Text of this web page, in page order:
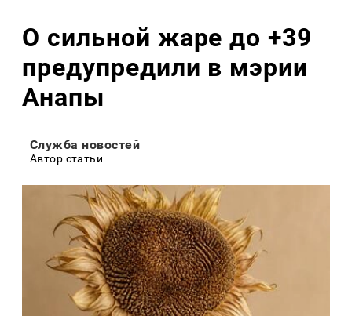
О сильной жаре до +39
предупредили в мэрии
Анапы
Служба новостей
Автор статьи